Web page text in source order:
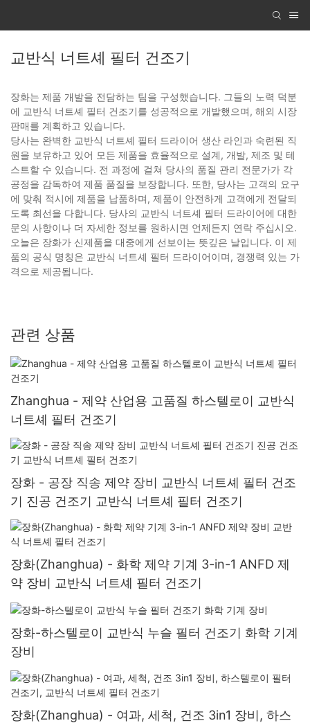
교반식 너트셰 필터 건조기
장화는 제품 개발을 전담하는 팀을 구성했습니다. 그들의 노력 덕분
에 교반식 너트셰 필터 건조기를 성공적으로 개발했으며, 해외 시장
판매를 계획하고 있습니다.
당사는 완벽한 교반식 너트셰 필터 드라이어 생산 라인과 숙련된 직
원을 보유하고 있어 모든 제품을 효율적으로 설계, 개발, 제조 및 테
스트할 수 있습니다. 전 과정에 걸쳐 당사의 품질 관리 전문가가 각
공정을 감독하여 제품 품질을 보장합니다. 또한, 당사는 고객의 요구
에 맞춰 적시에 제품을 납품하며, 제품이 안전하게 고객에게 전달되
도록 최선을 다합니다. 당사의 교반식 너트셰 필터 드라이어에 대한
문의 사항이나 더 자세한 정보를 원하시면 언제든지 연락 주십시오.
오늘은 장화가 신제품을 대중에게 선보이는 뜻깊은 날입니다. 이 제
품의 공식 명칭은 교반식 너트셰 필터 드라이어이며, 경쟁력 있는 가
격으로 제공됩니다.
관련 상품
Zhanghua - 제약 산업용 고품질 하스텔로이 교반식
너트셰 필터 건조기
장화 - 공장 직송 제약 장비 교반식 너트셰 필터 건조
기 진공 건조기 교반식 너트셰 필터 건조기
장화(Zhanghua) - 화학 제약 기계 3-in-1 ANFD 제
약 장비 교반식 너트셰 필터 건조기
장화-하스텔로이 교반식 누슬 필터 ​​건조기 화학 기계
장비
장화(Zhanghua) - 여과, 세척, 건조 3in1 장비, 하스